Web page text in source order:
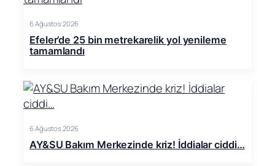
6 Ağustos 2026
Efeler’de 25 bin metrekarelik yol yenileme
tamamlandı
6 Ağustos 2026
AY&SU Bakım Merkezinde kriz! İddialar ciddi…